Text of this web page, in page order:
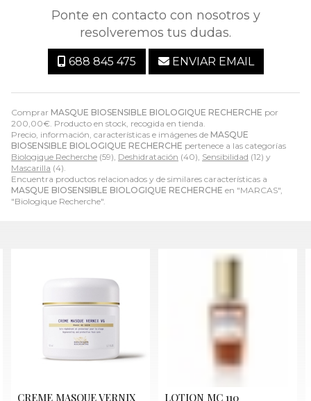
Comprar MASQUE BIOSENSIBLE BIOLOGIQUE RECHERCHE por
200,00€. Producto en stock, recogida en tienda.
Precio, información, características e imágenes de MASQUE
BIOSENSIBLE BIOLOGIQUE RECHERCHE pertenece a las categorías
Biologique Recherche (59), Deshidratación (40), Sensibilidad (12) y
Mascarilla (4).
Encuentra productos relacionados y de similares características a
MASQUE BIOSENSIBLE BIOLOGIQUE RECHERCHE en "MARCAS",
"Biologique Recherche".
Ponte en contacto con nosotros y
resolveremos tus dudas.
688 845 475 ENVIAR EMAIL
CREME MASQUE VERNIX LOTION MC 110